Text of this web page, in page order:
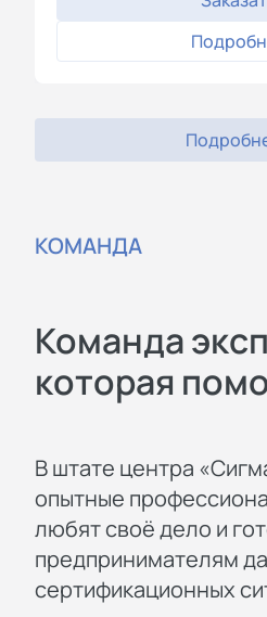
КОМАНДА
Команда
которая
В штате центра
опытные
любят своё дело и
предпринимателям
сертификационных